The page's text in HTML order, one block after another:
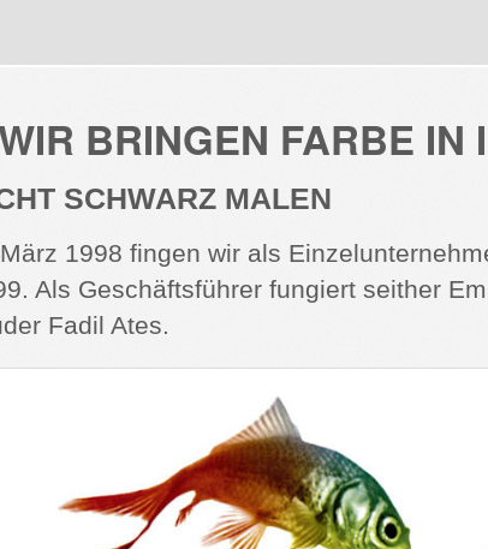
BRINGEN FARBE IN
SCHWARZ MALEN
1998 fingen wir als
Als Geschäftsführer fungiert seither
Fadil Ates.